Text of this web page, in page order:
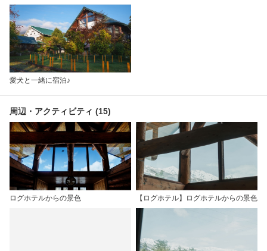
愛犬と一緒に宿泊♪
周辺・アクティビティ (15)
ログホテルからの景色 【ログホテル】ログホテルからの景色